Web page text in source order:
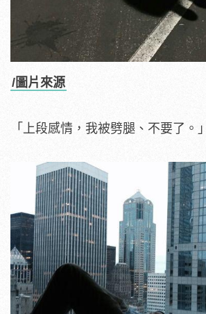
/圖片來源
「上段感情，我被劈腿、不要了。」